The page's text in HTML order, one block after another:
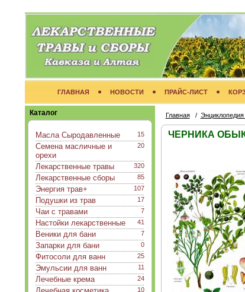
ГЛАВНАЯ НОВОСТИ ПРАЙС-ЛИСТ
Каталог
15
Масла Сыродавленные
20
Семена масличные и
орехи
320
Лекарственные травы
85
Лекарственные сборы
107
Энергия трав+
17
Подушки из трав
7
Чаи с травами
41
Настойки лекарственные
7
Веники для бани
0
Запарки для бани
25
Фитосоли для ванн
11
Эмульсии для ванн
24
Лечебные крема
10
Главная/ Энциклопедия
ЧЕРНИКА